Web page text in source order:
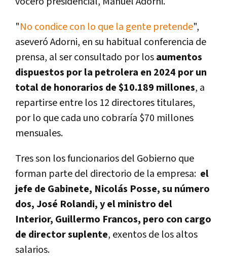
"No condice con lo que la gente pretende",
aseveró Adorni, en su habitual conferencia de
prensa, al ser consultado por losaumentos
dispuestos por la petrolera en 2024 por un
total de honorarios de $10.189 millones, a
repartirse entre los 12 directores titulares,
por lo que cada uno cobraría $70 millones
mensuales.
Tres son los funcionarios del Gobierno que
forman parte del directorio de la empresa: el
jefe de Gabinete, Nicolás Posse, su número
dos, José Rolandi, y el ministro del
Interior, Guillermo Francos, pero con cargo
de director suplente, exentos de los altos
salarios.